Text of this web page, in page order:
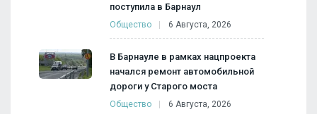
поступила в Барнаул
Общество 6 Августа, 2026
В Барнауле в рамках нацпроекта
начался ремонт автомобильной
дороги у Старого моста
Общество 6 Августа, 2026